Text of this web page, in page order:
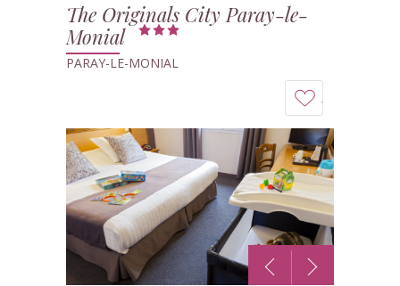
The Originals City Paray-le-
Monial
PARAY-LE-MONIAL
à
mon
carnet